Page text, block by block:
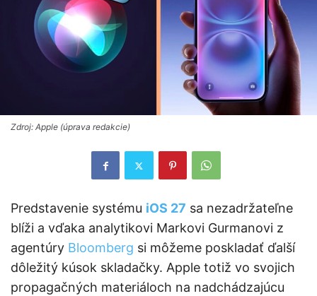
Zdroj: Apple (úprava redakcie)
Predstavenie systému iOS 27 sa nezadržateľne
blíži a vďaka analytikovi Markovi Gurmanovi z
agentúry Bloomberg si môžeme poskladať ďalší
dôležitý kúsok skladačky. Apple totiž vo svojich
propagačných materiáloch na nadchádzajúcu